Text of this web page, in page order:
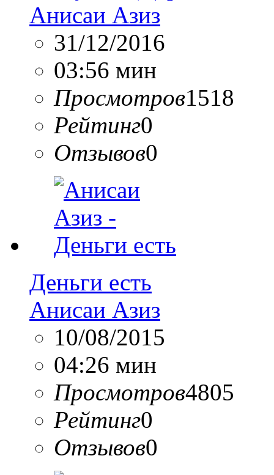
Анисаи Азиз
31/12/2016
03:56 мин
Просмотров1518
Рейтинг0
Отзывов0
Деньги есть
Анисаи Азиз
10/08/2015
04:26 мин
Просмотров4805
Рейтинг0
Отзывов0